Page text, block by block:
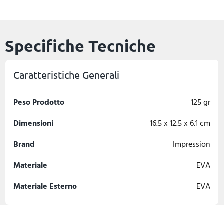
Specifiche Tecniche
Caratteristiche Generali
Peso Prodotto
125 gr
Dimensioni
16.5 x 12.5 x 6.1 cm
Brand
Impression
Materiale
EVA
Materiale Esterno
EVA